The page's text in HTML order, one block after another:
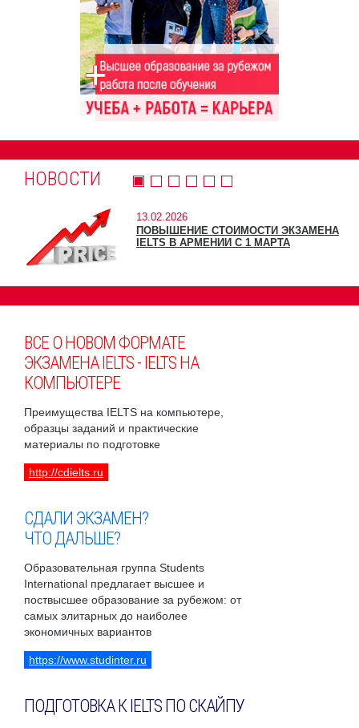
НОВОСТИ
13.02.2026
ПОВЫШЕНИЕ СТОИМОСТИ ЭКЗАМЕНА
IELTS В АРМЕНИИ С 1 МАРТА
ВСЕ О НОВОМ ФОРМАТЕ
ЭКЗАМЕНА IELTS - IELTS НА
КОМПЬЮТЕРЕ
Преимущества IELTS на компьютере,
образцы заданий и практические
материалы по подготовке
http://cdielts.ru
СДАЛИ ЭКЗАМЕН?
ЧТО ДАЛЬШЕ?
Образовательная группа Students
International предлагает высшее и
поствысшее образование за рубежом: от
самых элитарных до наиболее
экономичных вариантов
https://www.studinter.ru
ПОДГОТОВКА К IELTS ПО СКАЙПУ